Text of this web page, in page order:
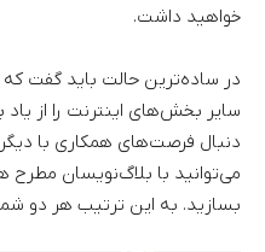
خواهید داشت.
در ساده‌ترین حالت باید گفت
سایر بخش‌های اینترنت را از یاد
دنبال فرصت‌های همکاری با دیگر
می‌توانید با بلاگ‌نویسان مطرح
بسازید. به این ترتیب هر دو